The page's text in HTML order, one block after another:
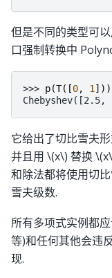
但是不同的类型可
口强制转换中
>>> p(T([0, 1 ]))
它给出了切比雪夫
并且用 \(x\) 替换
和除法都将使用切
雪夫级数.
所有多项式实例都
等)和任何其他会违
现.